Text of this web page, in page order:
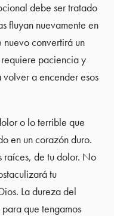
debe ser tratado
fluyan nuevamente en
nuevo convertirá un
paciencia y
a encender esos
o lo terrible que
en un corazón duro.
raíces, de tu dolor. No
tu
La dureza del
que tengamos